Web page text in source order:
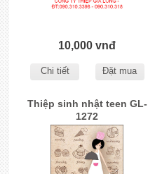
10,000 vnđ
Chi tiết Đặt mua
Thiệp sinh nhật teen GL-
1272